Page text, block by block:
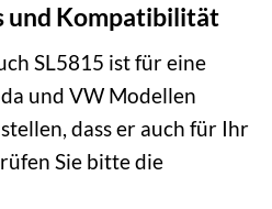
und Kompatibilität
SL5815 ist für eine
und VW Modellen
dass er auch für Ihr
Sie bitte die